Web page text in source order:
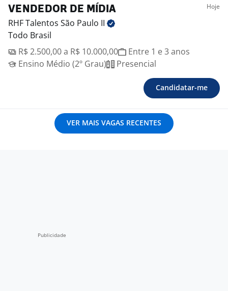
VENDEDOR DE MÍDIA Hoje
RHF Talentos São Paulo II
Todo Brasil
R$ 2.500,00 a R$ 10.000,00
Entre 1 e 3 anos
Ensino Médio (2º Grau)
Presencial
Candidatar-me
VER MAIS VAGAS RECENTES